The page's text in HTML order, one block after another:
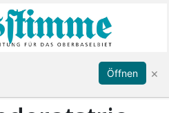
Anmelden
Öffnen ×